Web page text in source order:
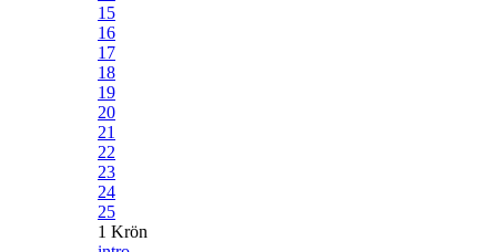
15
16
17
18
19
20
21
22
23
24
25
1 Krön